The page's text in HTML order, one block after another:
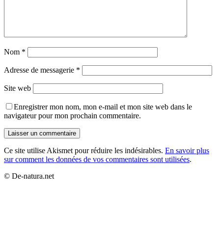
Nom *
Adresse de messagerie *
Site web
Enregistrer mon nom, mon e-mail et mon site web dans le
navigateur pour mon prochain commentaire.
Ce site utilise Akismet pour réduire les indésirables. En savoir plus
sur comment les données de vos commentaires sont utilisées.
© De-natura.net